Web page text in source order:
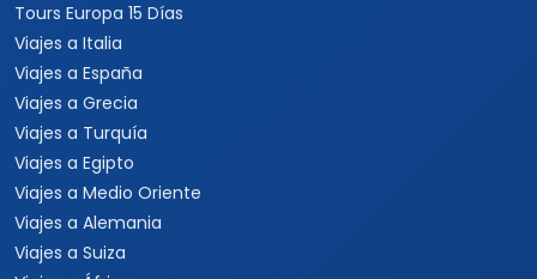
Tours Europa 15 Días
Viajes a Italia
Viajes a España
Viajes a Grecia
Viajes a Turquía
Viajes a Egipto
Viajes a Medio Oriente
Viajes a Alemania
Viajes a Suiza